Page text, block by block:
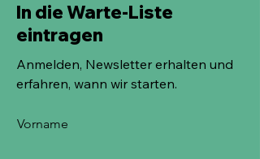
In die Warte-Liste
eintragen
Anmelden, Newsletter erhalten und
erfahren, wann wir starten.
Vorname